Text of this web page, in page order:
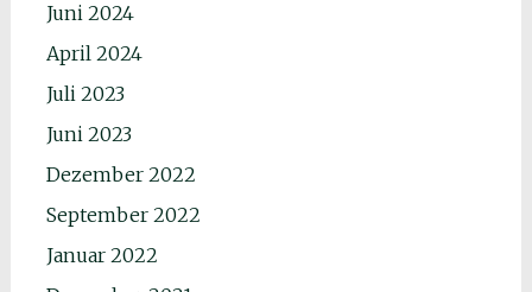
Juni 2024
April 2024
Juli 2023
Juni 2023
Dezember 2022
September 2022
Januar 2022